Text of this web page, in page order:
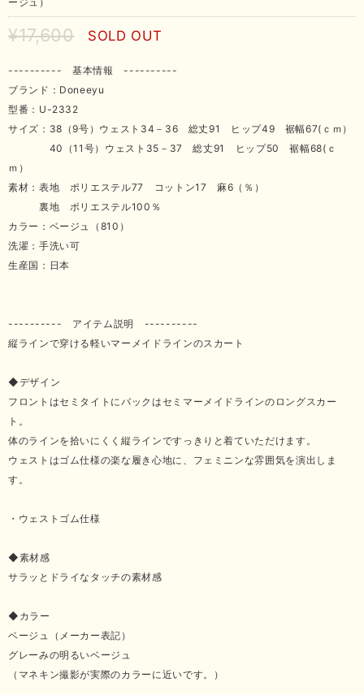
¥17,600 SOLD OUT
---------- 基本情報 ----------
ブランド：Doneeyu
型番：U-2332
サイズ：38（9号）ウェスト34－36 総丈91 ヒップ49 裾幅67(ｃｍ）
40（11号）ウェスト35－37 総丈91 ヒップ50 裾幅68(ｃ
ｍ）
素材：表地 ポリエステル77 コットン17 麻6（％）
裏地 ポリエステル100％
カラー：ベージュ（810）
洗濯：手洗い可
生産国：日本
---------- アイテム説明 ----------
縦ラインで穿ける軽いマーメイドラインのスカート
◆デザイン
フロントはセミタイトにバックはセミマーメイドラインのロングスカー
ト。
体のラインを拾いにくく縦ラインですっきりと着ていただけます。
ウェストはゴム仕様の楽な履き心地に、フェミニンな雰囲気を演出しま
す。
・ウェストゴム仕様
◆素材感
サラッとドライなタッチの素材感
◆カラー
ベージュ（メーカー表記）
グレーみの明るいベージュ
（マネキン撮影が実際のカラーに近いです。）